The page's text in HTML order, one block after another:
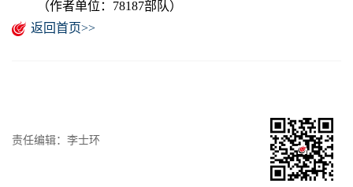
（作者单位：78187部队）
返回首页>>
责任编辑：李士环